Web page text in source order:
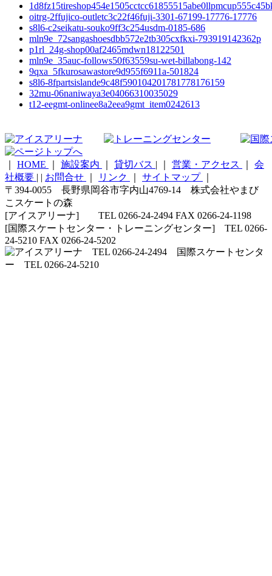
oitrg-2ffujico-outletc3c22f46fuji-3301-67199-17776-17776
s8l6-c2seikatu-souko9ff3c254usdm-0185-686
mln9e_72sangashoesdbb572e2tb305cxfkxi-793919142362p
p1rl_24g-shop00af2465mdwn18122501
mln9e_35auc-follows50f63559su-wet-billabong-142
9qxa_5fkurosawastore9d955f6911a-501824
s8l6-8fpartsislande9c48f590104201781778176159
32mu-06naniwaya3e04066310035029
t12-eegmt-onlinee8a2eea9gmt_item0242613
HOME 施設案内 貸切バス | 営業・アクセス
会
社概要 | | お問合せ リンク サイトマップ
〒394-0055 長野県岡谷市字内山4769-14 株式会社やまび
こスケートの森
[アイスアリーナ] TEL 0266-24-2494 FAX 0266-24-1198
[国際スケートセンター・トレーニングセンター] TEL 0266-
24-5210 FAX 0266-24-5202